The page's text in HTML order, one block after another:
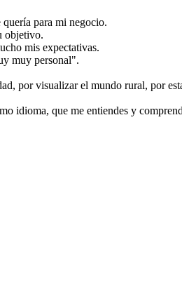
para mi negocio.
objetivo.
mis expectativas.
muy personal".
por visualizar el mundo rural, por
idioma, que me entiendes y